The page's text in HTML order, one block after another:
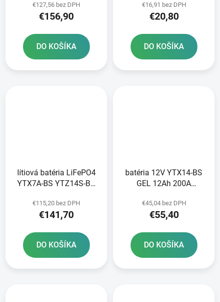
€127,56 bez DPH
€156,90
DO KOŠÍKA
opravu 2 tlmičov
€16,91 bez DPH
€20,80
DO KOŠÍKA
lítiová batéria LiFePO4
YTX7A-BS YTZ14S-BS
hmotnosť 0 85 kg
150x87x93
€115,20 bez DPH
€141,70
DO KOŠÍKA
batéria 12V YTX14-BS
GEL 12Ah 200A
technológia 150x87x145
A-TECH aktivovaná z
€45,04 bez DPH
€55,40
DO KOŠÍKA